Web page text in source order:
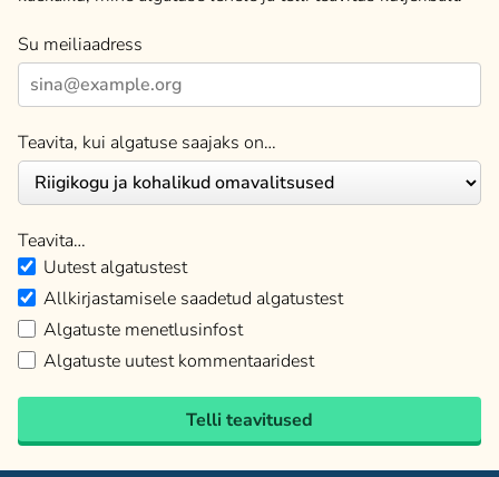
Su meiliaadress
Teavita, kui algatuse saajaks on…
Teavita…
Uutest algatustest
Allkirjastamisele saadetud algatustest
Algatuste menetlusinfost
Algatuste uutest kommentaaridest
Telli teavitused